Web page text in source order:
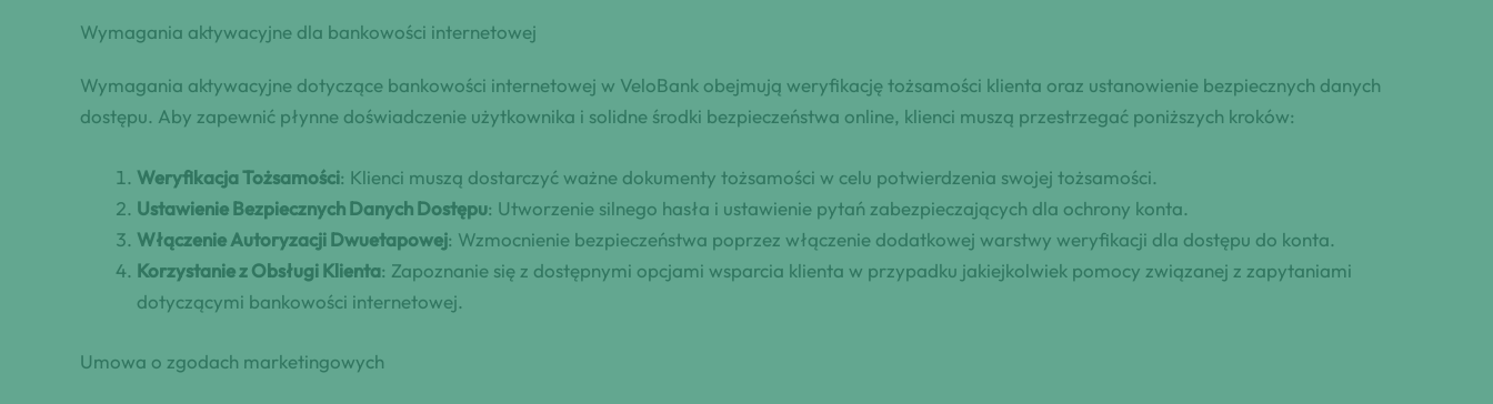
Wymagania aktywacyjne dla bankowości internetowej
Wymagania aktywacyjne dotyczące bankowości internetowej w VeloBank obejmują weryfikację tożsamości klienta oraz ustanowienie bezpiecznych danych
dostępu. Aby zapewnić płynne doświadczenie użytkownika i solidne środki bezpieczeństwa online, klienci muszą przestrzegać poniższych kroków:
Weryfikacja Tożsamości: Klienci muszą dostarczyć ważne dokumenty tożsamości w celu potwierdzenia swojej tożsamości.
Ustawienie Bezpiecznych Danych Dostępu: Utworzenie silnego hasła i ustawienie pytań zabezpieczających dla ochrony konta.
Włączenie Autoryzacji Dwuetapowej: Wzmocnienie bezpieczeństwa poprzez włączenie dodatkowej warstwy weryfikacji dla dostępu do konta.
Korzystanie z Obsługi Klienta: Zapoznanie się z dostępnymi opcjami wsparcia klienta w przypadku jakiejkolwiek pomocy związanej z zapytaniami
dotyczącymi bankowości internetowej.
Umowa o zgodach marketingowych